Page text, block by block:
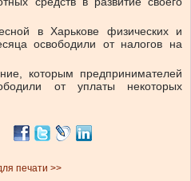
в Харькове физических и
освободили от налогов на
которым предпринимателей
от уплаты некоторых
печати >>